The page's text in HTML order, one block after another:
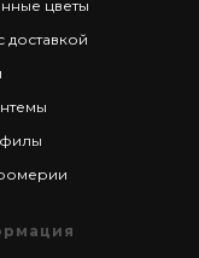
цветы
доставкой